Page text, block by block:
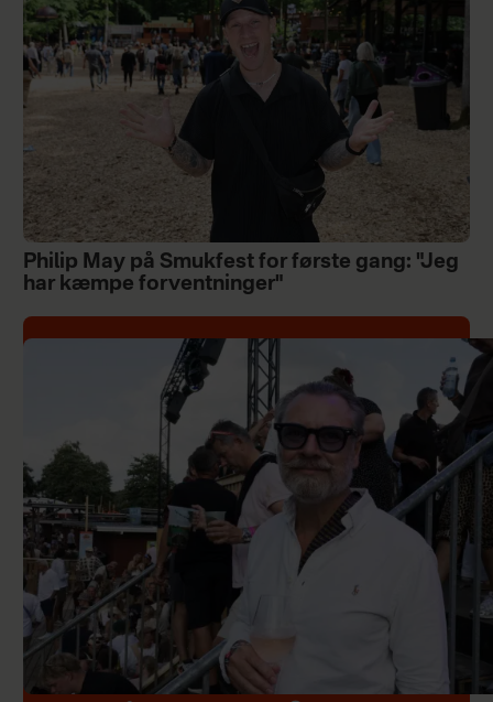
Philip May på Smukfest for første gang: "Jeg
har kæmpe forventninger"